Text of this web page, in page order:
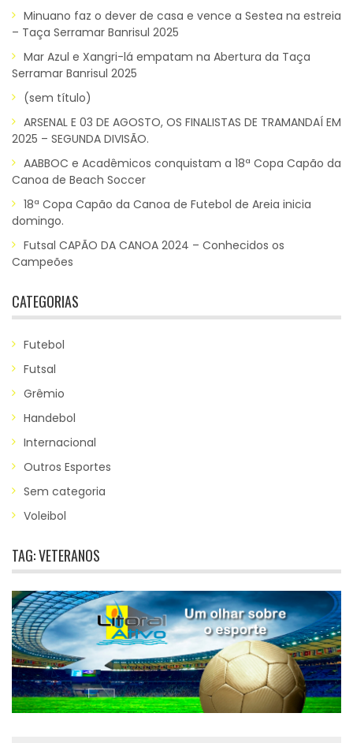
Minuano faz o dever de casa e vence a Sestea na estreia
– Taça Serramar Banrisul 2025
Mar Azul e Xangri-lá empatam na Abertura da Taça
Serramar Banrisul 2025
(sem título)
ARSENAL E 03 DE AGOSTO, OS FINALISTAS DE TRAMANDAÍ EM
2025 – SEGUNDA DIVISÃO.
AABBOC e Acadêmicos conquistam a 18ª Copa Capão da
Canoa de Beach Soccer
18ª Copa Capão da Canoa de Futebol de Areia inicia
domingo.
Futsal CAPÃO DA CANOA 2024 – Conhecidos os
Campeões
CATEGORIAS
Futebol
Futsal
Grêmio
Handebol
Internacional
Outros Esportes
Sem categoria
Voleibol
TAG:VETERANOS